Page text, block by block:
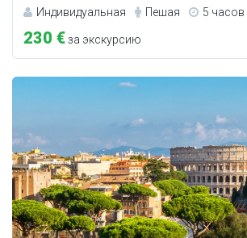
Индивидуальная Пешая 5 часов
230 €за экскурсию